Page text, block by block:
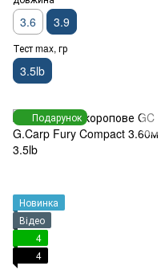
3.6 3.9
Тест max, гр
3.5lb
Подарунок
Новинка
Відео
4
4